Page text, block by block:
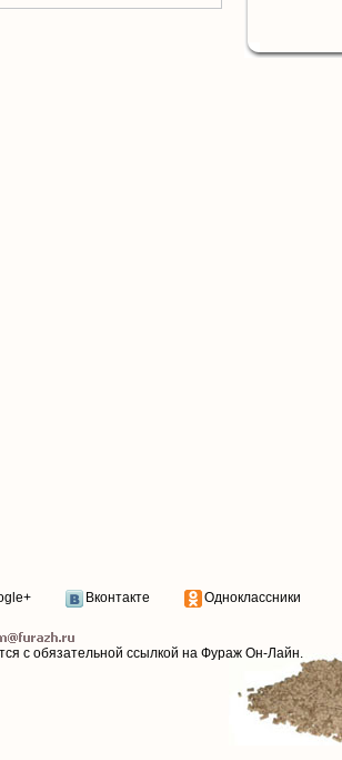
Вконтакте Одноклассники
с обязательной ссылкой на Фураж Он-Лайн.